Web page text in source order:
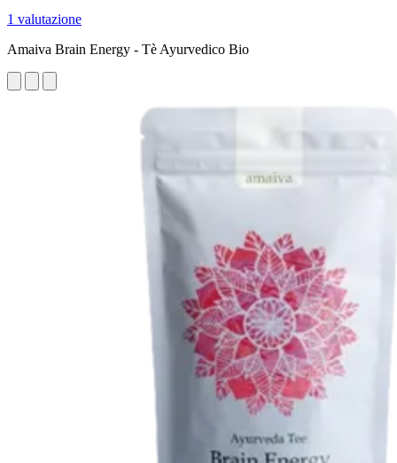
1 valutazione
Amaiva Brain Energy - Tè Ayurvedico Bio